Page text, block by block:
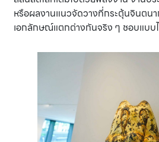
หรือผลงานแนวจัดวางที่กระตุ้นจินตน
เอกลักษณ์แตกต่างกันจริง ๆ ชอบแบบ